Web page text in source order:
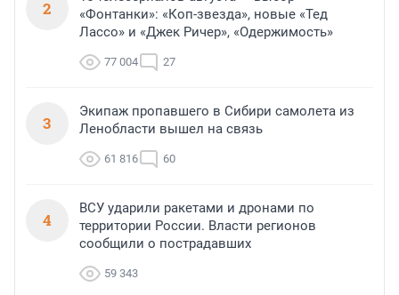
2
«Фонтанки»: «Коп-звезда», новые «Тед
Лассо» и «Джек Ричер», «Одержимость»
77 004 27
3
Экипаж пропавшего в Сибири самолета из
Ленобласти вышел на связь
61 816 60
4
ВСУ ударили ракетами и дронами по
территории России. Власти регионов
сообщили о пострадавших
59 343